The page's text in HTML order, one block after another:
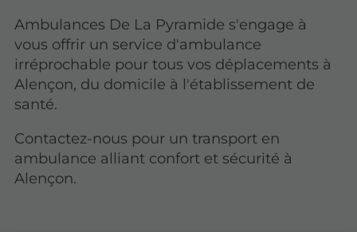
Ambulances De La Pyramide s'engage à
vous offrir un service d'ambulance
irréprochable pour tous vos déplacements à
Alençon, du domicile à l'établissement de
santé.
Contactez-nous pour un transport en
ambulance alliant confort et sécurité à
Alençon.